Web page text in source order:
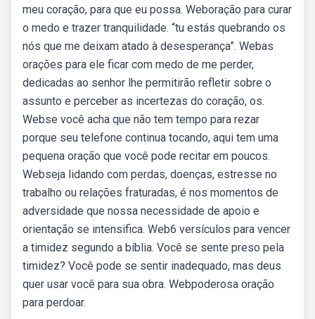
meu coração, para que eu possa. Weboração para curar
o medo e trazer tranquilidade. “tu estás quebrando os
nós que me deixam atado à desesperança”. Webas
orações para ele ficar com medo de me perder,
dedicadas ao senhor lhe permitirão refletir sobre o
assunto e perceber as incertezas do coração, os.
Webse você acha que não tem tempo para rezar
porque seu telefone continua tocando, aqui tem uma
pequena oração que você pode recitar em poucos.
Webseja lidando com perdas, doenças, estresse no
trabalho ou relações fraturadas, é nos momentos de
adversidade que nossa necessidade de apoio e
orientação se intensifica. Web6 versículos para vencer
a timidez segundo a bíblia. Você se sente preso pela
timidez? Você pode se sentir inadequado, mas deus
quer usar você para sua obra. Webpoderosa oração
para perdoar.